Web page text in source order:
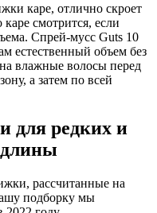
каре, отлично скроет
смотрится, если
Спрей-мусс Guts 10
естественный объем без
влажные волосы перед
а затем по всей
редких и
длины
рассчитанные на
подборку мы